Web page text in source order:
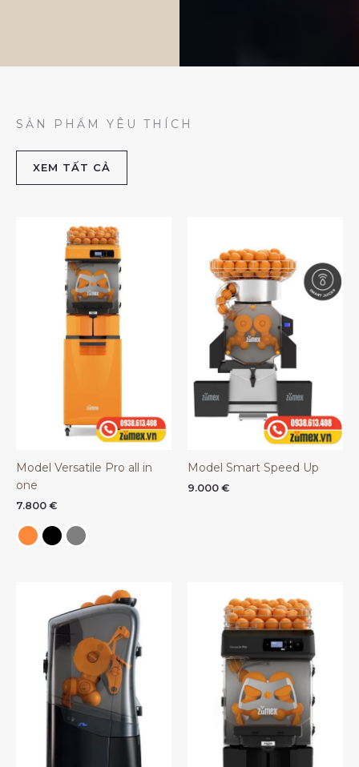
SẢN PHẨM YÊU THÍCH
XEM TẤT CẢ
Model Versatile Pro all in
one
7.800 €
Model Smart Speed Up
9.000 €